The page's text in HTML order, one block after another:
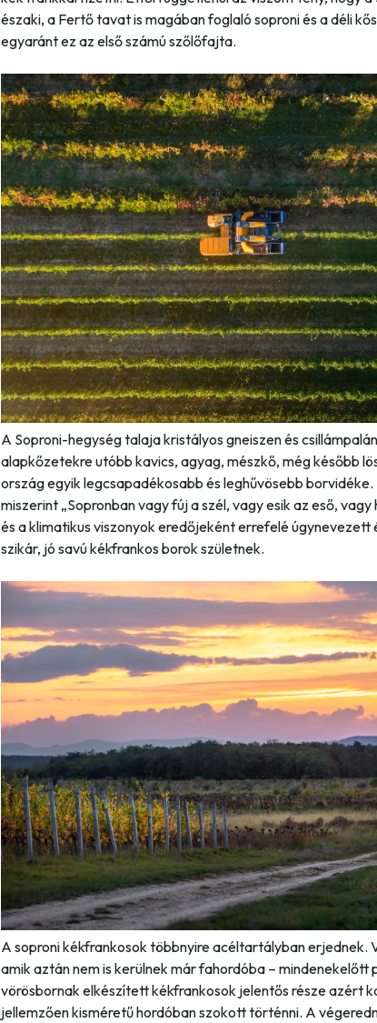
északi, a Fertő tavat is magában foglaló soproni és a déli
egyaránt ez az első számú szőlőfajta.
A Soproni-hegység talaja kristályos gneiszen és
alapkőzetekre utóbb kavics, agyag, mészkő, még később
ország egyik legcsapadékosabb és leghűvösebb
miszerint „Sopronban vagy fúj a szél, vagy esik az eső, vagy
és a klimatikus viszonyok eredőjeként errefelé úgynevezett
szikár, jó savú kékfrankos borok születnek.
A soproni kékfrankosok többnyire acéltartályban erjednek.
amik aztán nem is kerülnek már fahordóba – mindenekelőtt
vörösbornak elkészített kékfrankosok jelentős része azért
jellemzően kisméretű hordóban szokott történni. A